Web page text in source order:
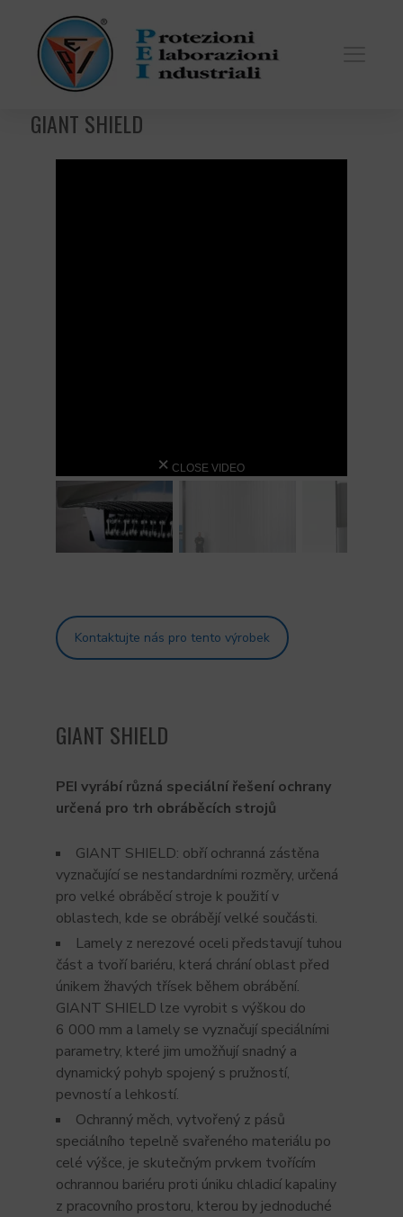
GIANT SHIELD
CLOSE VIDEO
Kontaktujte nás pro tento výrobek
GIANT SHIELD
PEI vyrábírůzná speciální řešeníochrany
určená pro trh obráběcích strojů
GIANT SHIELD: obří ochranná zástěna
vyznačující se nestandardními rozměry, určená
pro velké obráběcí stroje k použití v
oblastech, kde se obrábějí velké součásti.
Lamely z nerezové oceli představují tuhou
část a tvoří bariéru, která chrání oblast před
únikem žhavých třísek během obrábění.
GIANT SHIELD lze vyrobit s výškou do
6 000 mm a lamely se vyznačují speciálními
parametry, které jim umožňují snadný a
dynamický pohyb spojený s pružností,
pevností a lehkostí.
Ochranný měch, vytvořený z pásů
speciálního tepelně svařeného materiálu po
celé výšce, je skutečným prvkem tvořícím
ochrannou bariéru proti úniku chladicí kapaliny
z pracovního prostoru, kterou by jednoduché